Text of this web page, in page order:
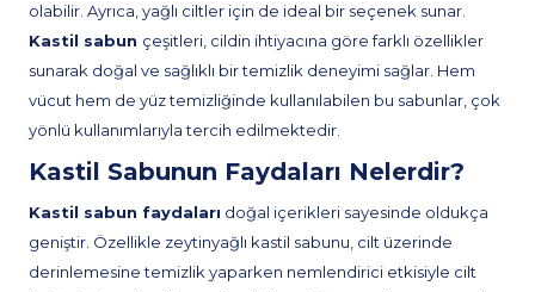
olabilir. Ayrıca, yağlı ciltler için de ideal bir seçenek sunar.
Kastil sabun çeşitleri, cildin ihtiyacına göre farklı özellikler
sunarak doğal ve sağlıklı bir temizlik deneyimi sağlar. Hem
vücut hem de yüz temizliğinde kullanılabilen bu sabunlar, çok
yönlü kullanımlarıyla tercih edilmektedir.
Kastil Sabunun Faydaları Nelerdir?
Kastil sabun faydaları doğal içerikleri sayesinde oldukça
geniştir. Özellikle zeytinyağlı kastil sabunu, cilt üzerinde
derinlemesine temizlik yaparken nemlendirici etkisiyle cilt